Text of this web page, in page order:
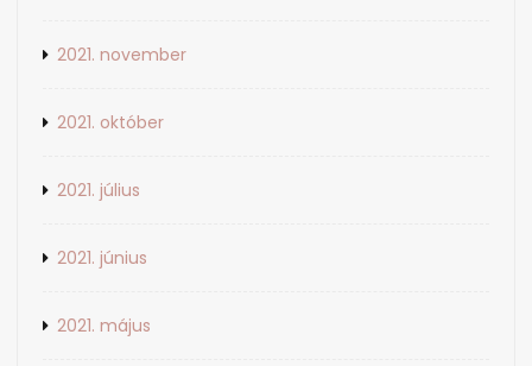
2021. november
2021. október
2021. július
2021. június
2021. május